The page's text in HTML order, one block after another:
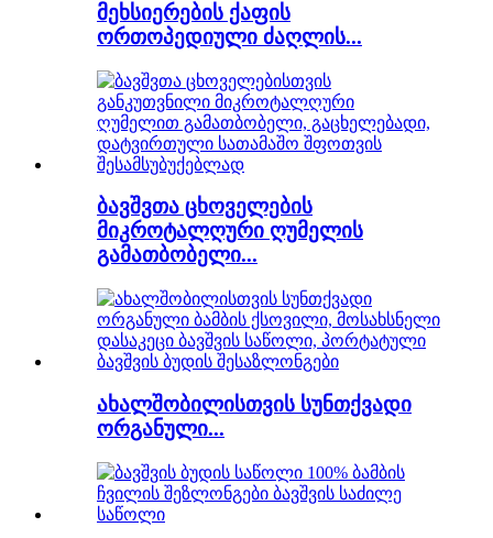
მეხსიერების ქაფის
ორთოპედიული ძაღლის...
ბავშვთა ცხოველების
მიკროტალღური ღუმელის
გამათბობელი...
ახალშობილისთვის სუნთქვადი
ორგანული...